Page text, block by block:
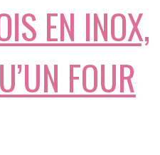
EN INOX,
FOUR